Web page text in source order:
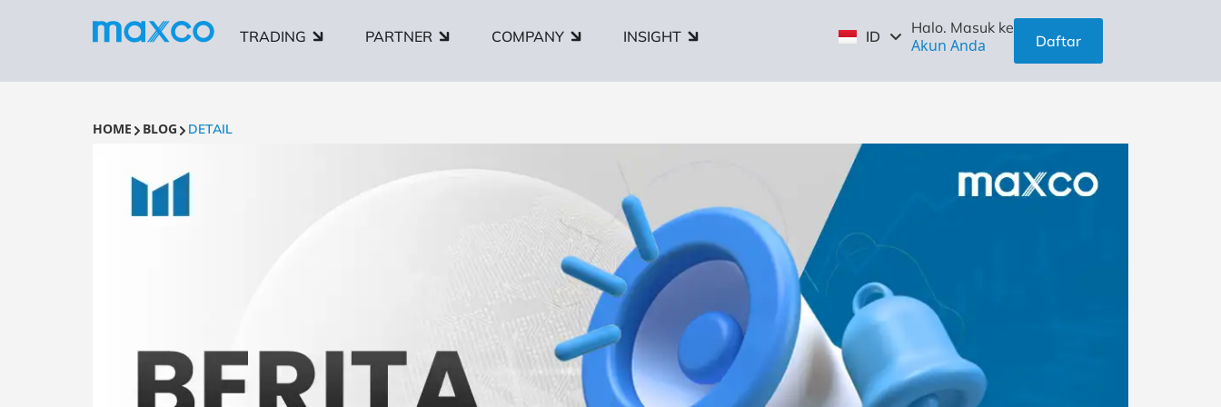
TRADING PARTNER COMPANY INSIGHT ID
ZH
Halo. Masuk ke
Akun Anda Daftar
HOME BLOG DETAIL